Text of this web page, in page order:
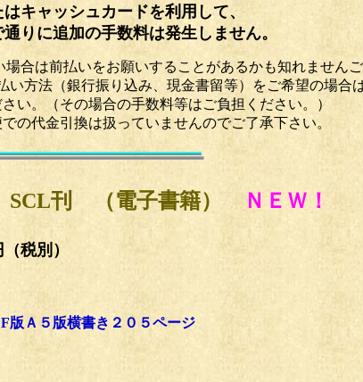
キャッシュカードを利用して、
りに追加の手数料は発生しません。
いすることがあるかも知れませんご了
み、現金書留等）をご希望の場合は、
の手数料等はご負担ください。）
っていませんのでご了承下さい。
刊 （電子書籍） ＮＥＷ！
税別）
版Ａ５版横書き２０５ページ